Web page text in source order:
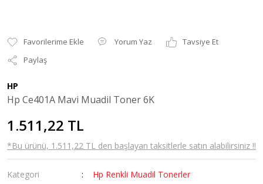
Yorum Yaz
Tavsiye Et
Paylaş
HP
Hp Ce401A Mavi Muadil Toner 6K
1.511,22 TL
*Bu ürünü, 1.511,22 TL den başlayan taksitlerle satın alabilirsiniz !!
Kategori
Hp Renkli Muadil Tonerler